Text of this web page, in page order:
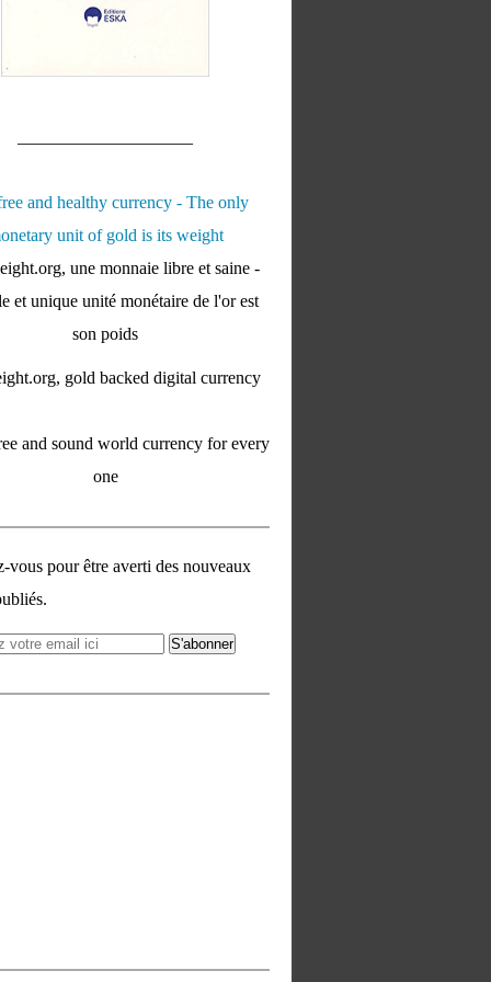
une monnaie libre et saine -
et unique unité monétaire de l'or est
son poids
gold backed digital currency
and sound world currency for every
one
vous pour être averti des nouveaux